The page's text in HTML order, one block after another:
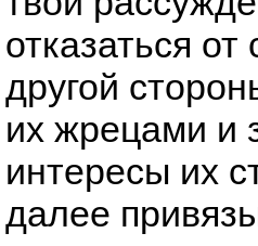
отказаться
другой
их жрецами и
интересы их
далее